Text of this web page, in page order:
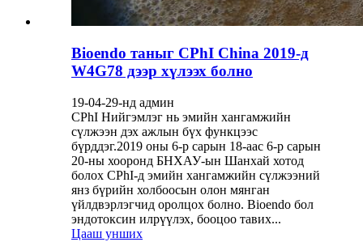
Bioendo таныг CPhI China 2019-д
W4G78 дээр хүлээх болно
19-04-29-нд админ
CPhI Нийгэмлэг нь эмийн хангамжийн
сүлжээн дэх ажлын бүх функцээс
бүрддэг.2019 оны 6-р сарын 18-аас 6-р сарын
20-ны хооронд БНХАУ-ын Шанхай хотод
болох CPhI-д эмийн хангамжийн сүлжээний
янз бүрийн холбоосын олон мянган
үйлдвэрлэгчид оролцох болно. Bioendo бол
эндотоксин илрүүлэх, бооцоо тавих...
Цааш унших